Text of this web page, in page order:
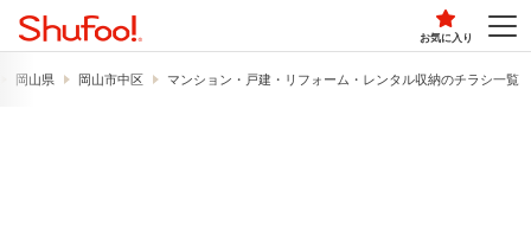
お気に入り
岡山県 岡山市中区 マンション・戸建・リフォーム・レンタル収納のチラシ一覧